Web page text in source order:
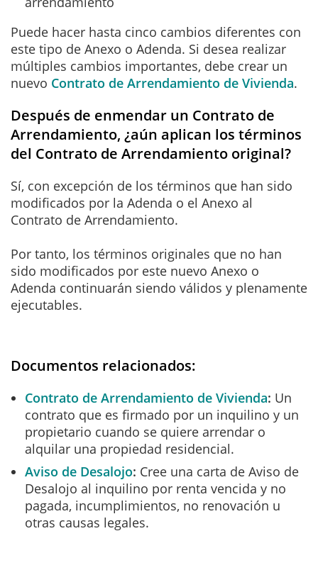
Puede hacer hasta cinco cambios diferentes con
este tipo de Anexo o Adenda. Si desea realizar
múltiples cambios importantes, debe crear un
nuevo Contrato de Arrendamiento de Vivienda.
Después de enmendar un Contrato de
Arrendamiento, ¿aún aplican los términos
del Contrato de Arrendamiento original?
Sí, con excepción de los términos que han sido
modificados por la Adenda o el Anexo al
Contrato de Arrendamiento.
Por tanto, los términos originales que no han
sido modificados por este nuevo Anexo o
Adenda continuarán siendo válidos y plenamente
ejecutables.
Documentos relacionados:
Contrato de Arrendamiento de Vivienda Un
contrato que es firmado por un inquilino y un
propietario cuando se quiere arrendar o
alquilar una propiedad residencial.
Aviso de Desalojo Cree una carta de Aviso de
Desalojo al inquilino por renta vencida y no
pagada, incumplimientos, no renovación u
otras causas legales.